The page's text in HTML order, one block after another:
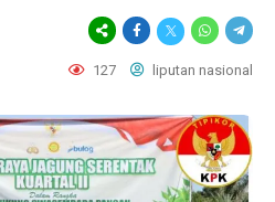
127 liputan nasional